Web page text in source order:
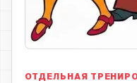
ошейник
ОТДЕЛЬНАЯ